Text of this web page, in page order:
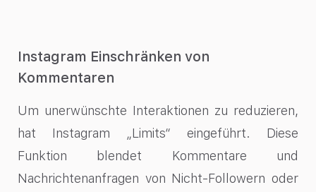
Instagram Einschränken von
Kommentaren
Um unerwünschte Interaktionen zu reduzieren,
hat Instagram „Limits“ eingeführt. Diese
Funktion blendet Kommentare und
Nachrichtenanfragen von Nicht-Followern oder